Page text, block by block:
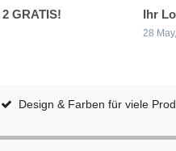
GRATIS! Ihr
28
Design & Farben für viele